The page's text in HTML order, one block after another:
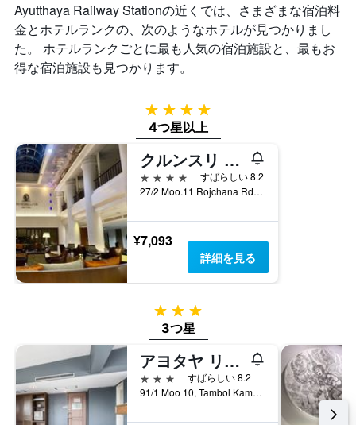
Ayutthaya Railway Stationの近くでは、さまざまな宿泊料
金とホテルランクの、次のようなホテルが見つかりまし
た。 ホテルランクごとに最も人気の宿泊施設と、最もお
得な宿泊施設も見つかります。
4つ星
4つ星以上
クルンスリ リバー ホテル
4つ星
すばらしい 8.2
27/2 Moo.11 Rojchana Rd., プラアコーンシー・アユタヤ, タイ
¥7,093
詳細を見る
3つ星
3つ星
アヨタヤ リバーサイド ホテル
3つ星
すばらしい 8.2
91/1 Moo 10, Tambol Kamong, プラアコーンシー・アユタヤ, タイ